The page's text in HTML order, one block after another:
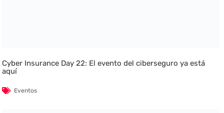
Cyber Insurance Day 22: El evento del ciberseguro ya está
aquí
Eventos